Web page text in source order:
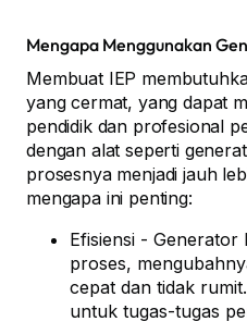
Mengapa Menggunakan
Membuat IEP
yang cermat, yang dapat
pendidik dan profesional
dengan alat seperti
prosesnya menjadi jauh
mengapa ini penting:
Efisiensi - Generator
proses,
cepat dan tidak
untuk tugas-tugas